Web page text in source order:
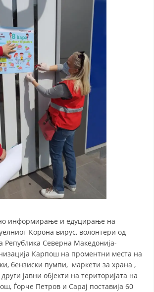
ПРИРАЧНИЦИ
СТРАТЕГИИ
ИНФОРМАТИВНИ МАТЕРИЈАЛИ
БРОШУРИ
ПОСТЕРИ
ПРЕЗЕНТАЦИИ
информирање и едуцирање на
Корoна вирус, волонтери од
Република Северна Македонија-
Карпош на проментни места на
бензиски пумпи, маркети за храна ,
јавни објекти на територијата на
Ѓорче Петров и Сарај поставија 60